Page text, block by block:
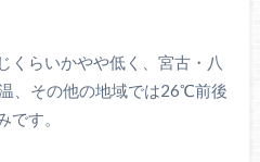
くらいかやや低く、宮古・八
、その他の地域では26℃前後
す。